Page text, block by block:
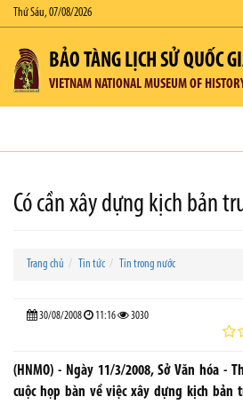
Thứ Sáu, 07/08/2026
BẢO TÀNG LỊCH SỬ QUỐC
VIETNAM NATIONAL MUSEUM OF
Có cần xây dựng kịch bản
Trang chủ Tin tức Tin trong nước
30/08/2008 11:16 3030
(HNMO) - Ngày 11/3/2008, Sở Văn hóa -
cuộc họp bàn về việc xây dựng kịch bản